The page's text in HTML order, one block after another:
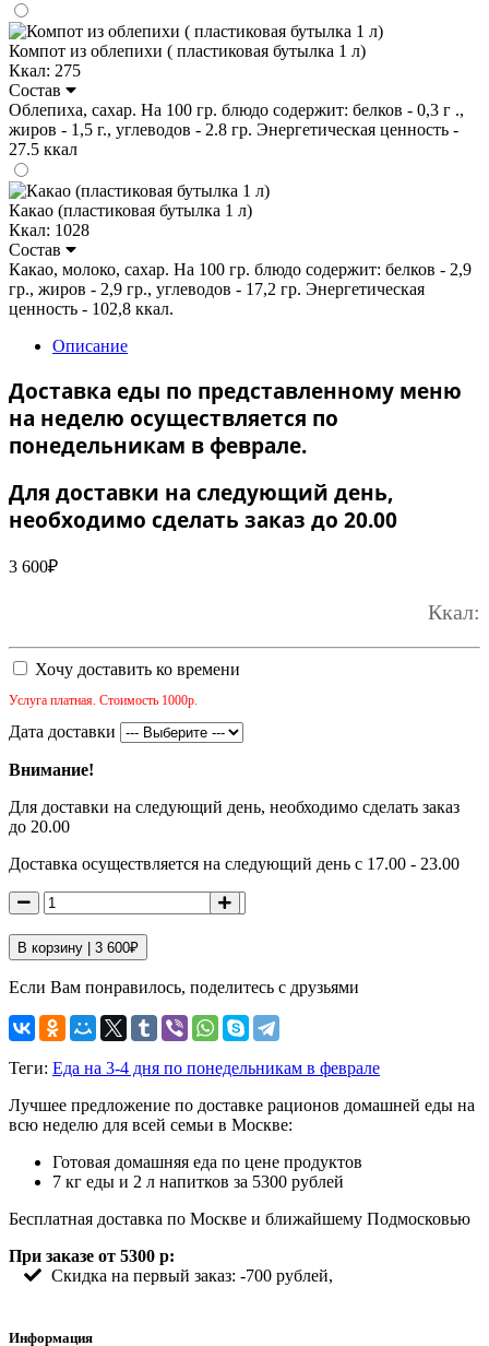
Компот из облепихи ( пластиковая бутылка 1 л)
Ккал: 275
Состав
Облепиха, сахар. На 100 гр. блюдо содержит: белков - 0,3 г .,
жиров - 1,5 г., углеводов - 2.8 гр. Энергетическая ценность -
27.5 ккал
Какао (пластиковая бутылка 1 л)
Ккал: 1028
Состав
Какао, молоко, сахар. На 100 гр. блюдо содержит: белков - 2,9
гр., жиров - 2,9 гр., углеводов - 17,2 гр. Энергетическая
ценность - 102,8 ккал.
Описание
Доставка еды по представленному меню
на неделю осуществляется по
понедельникам в феврале.
Для доставки на следующий день,
необходимо сделать заказ до 20.00
3 600₽
Ккал:
Хочу доставить ко времени
Услуга платная. Стоимость 1000р.
Дата доставки
Внимание!
Для доставки на следующий день, необходимо сделать заказ
до 20.00
Доставка осуществляется на следующий день с 17.00 - 23.00
В корзину | 3 600₽
Если Вам понравилось, поделитесь с друзьями
Теги: Еда на 3-4 дня по понедельникам в феврале
Лучшее предложение по доставке рационов домашней еды на
всю неделю для всей семьи в Москве:
Готовая домашняя еда по цене продуктов
7 кг еды и 2 л напитков за 5300 рублей
Бесплатная доставка по Москве и ближайшему Подмосковью
При заказе от 5300 р:
Скидка на первый заказ: -700 рублей,
Информация